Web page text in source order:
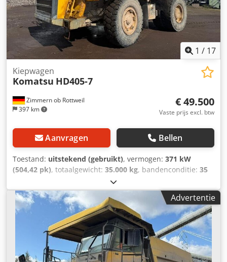
1 / 17
Zimmern ob Rottweil
397 km
Kiepwagen
Komatsu HD405-7
€ 49.500
Vaste prijs excl. btw
Aanvragen Bellen
Toestand: uitstekend (gebruikt), vermogen: 371 kW
(504,42 pk), totaalgewicht: 35.000 kg, bandenconditie: 35
, bedrijfsturen:
HD405-7 Bouwjaar: 2006 Bedrijfsuren: 27.056 uur Gesloten
cabine Radio Airconditioning Achteruitrijcamera
Kiepbakverwarming Kiepbakconditie: circa 30-40%
resterend Centrale smeerinstallatie Bandenmaat:
18.00R33, ca. 30-40% profiel over Motor met 371 kW CE /
EPA Bedrijfsgewicht: 35 ton. Dkodoyx Hg Iepfx Andor
Advertentie